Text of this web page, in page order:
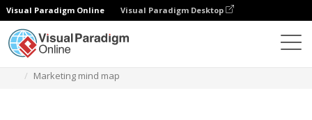
Visual Paradigm Online Visual Paradigm Desktop
Marketing mind map